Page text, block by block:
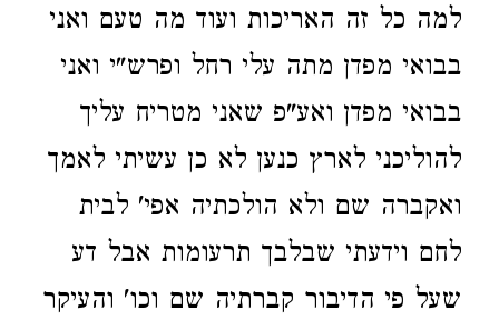
למה כל זה האריכות ועוד מה טעם ואני
בבואי מפדן מתה עלי רחל ופרש"י ואני
בבואי מפדן ואע"פ שאני מטריח עליך
להוליכני לארץ כנען לא כן עשיתי לאמך
ואקברה שם ולא הולכתיה אפי' לבית
לחם וידעתי שבלבך תרעומות אבל דע
שעל פי הדיבור קברתיה שם וכו' והעיקר